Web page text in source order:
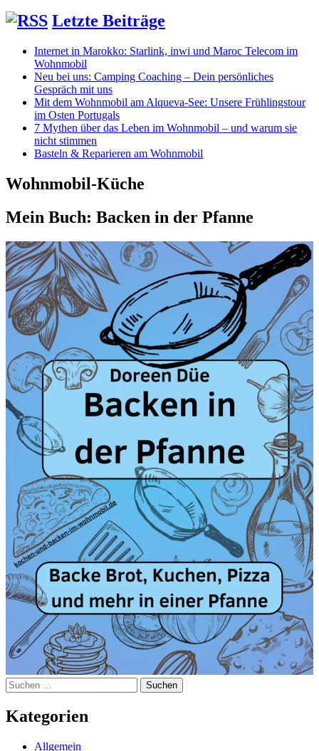
Letzte Beiträge
Internet in Marokko: Starlink, inwi und Maroc Telecom im
Wohnmobil
Neu bei uns: Camping Coaching – Dein persönliches
Gespräch mit uns
Mit dem Wohnmobil am Alqueva-See: Unsere Frühlingstour
im Osten Portugals
7 Mythen über das Leben im Wohnmobil – und warum sie
nicht stimmen
Basteln & Reparieren am Wohnmobil
Wohnmobil-Küche
Mein Buch: Backen in der Pfanne
Suchen
nach:
Kategorien
Allgemein